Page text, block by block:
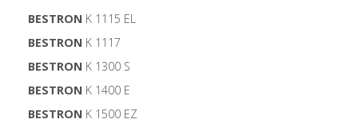
BESTRON K 1115 EL
BESTRON K 1117
BESTRON K 1300 S
BESTRON K 1400 E
BESTRON K 1500 EZ